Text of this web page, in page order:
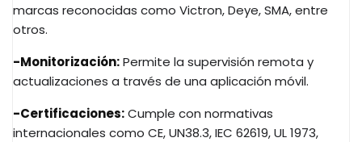
marcas reconocidas como Victron, Deye, SMA, entre
otros.​
-Monitorización:Permite la supervisión remota y
actualizaciones a través de una aplicación móvil.​
-Certificaciones:Cumple con normativas
internacionales como CE, UN38.3, IEC 62619, UL 1973,